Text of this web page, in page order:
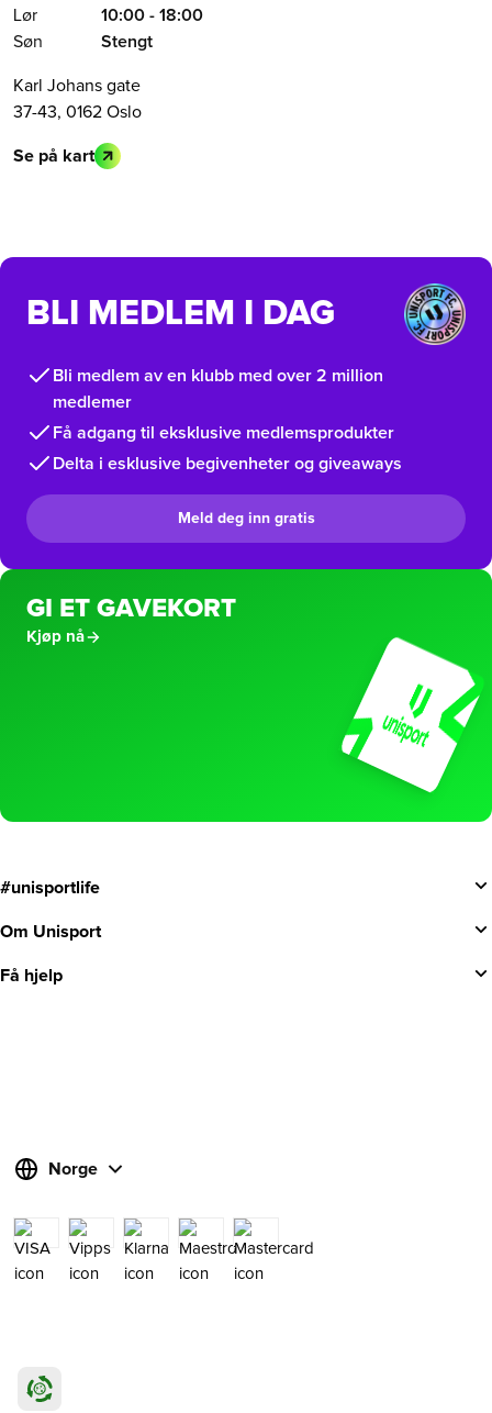
Lør
10:00 - 18:00
Søn
Stengt
Karl Johans gate
37-43, 0162 Oslo
Se på kart
BLI MEDLEM I DAG
Bli medlem av en klubb med over 2 million
medlemer
Få adgang til eksklusive medlemsprodukter
Delta i esklusive begivenheter og giveaways
Meld deg inn gratis
GI ET GAVEKORT
Kjøp nå
#unisportlife
Om Unisport
Få hjelp
Norge